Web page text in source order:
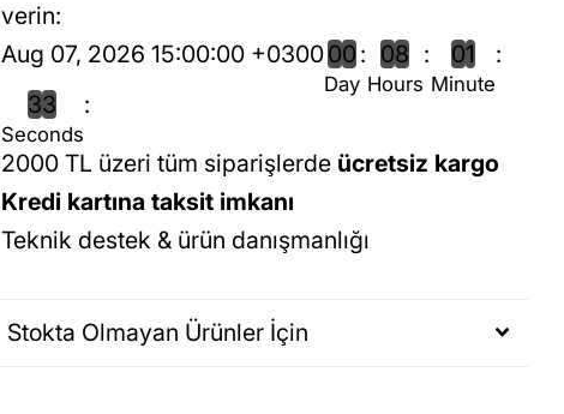
verin:
Aug 07, 2026 15:00:00 +030000
Day
08
Hours
01
Minute
32
Seconds
2000 TL üzeri tüm siparişlerde ücretsiz kargo
Kredi kartına taksit imkanı
Teknik destek & ürün danışmanlığı
Stokta Olmayan Ürünler İçin